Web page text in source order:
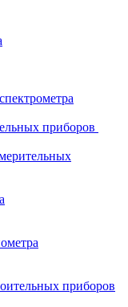
приборов
приборов